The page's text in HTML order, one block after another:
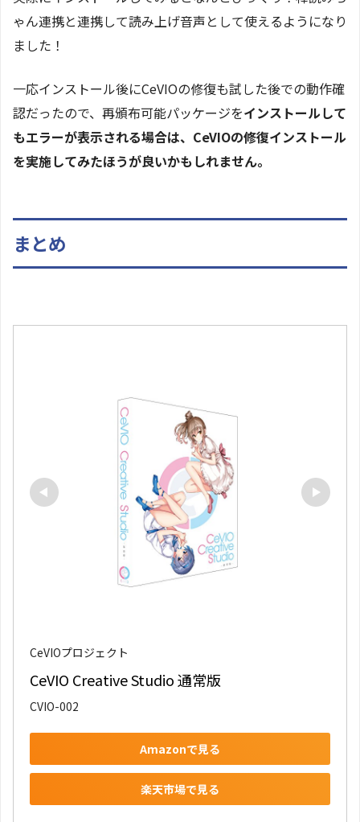
ゃん連携と連携して読み上げ音声として使えるようになり
ました！
一応インストール後にCeVIOの修復も試した後での動作確
認だったので、再頒布可能パッケージをインストールして
もエラーが表示される場合は、CeVIOの修復インストール
を実施してみたほうが良いかもしれません。
まとめ
CeVIOプロジェクト
CeVIO Creative Studio 通常版
CVIO-002
Amazonで見る
楽天市場で見る